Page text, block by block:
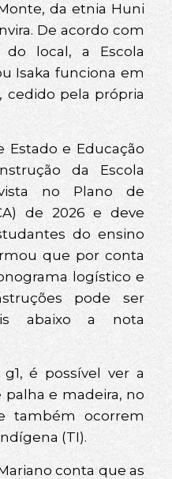
da etnia Huni
De acordo com
do local, a Escola
Isaka funciona em
cedido pela própria
Estado e Educação
da Escola
no Plano de
de 2026 e deve
do ensino
que por conta
logístico e
pode ser
abaixo a nota
é possível ver a
e madeira, no
também ocorrem
(TI).
conta que as